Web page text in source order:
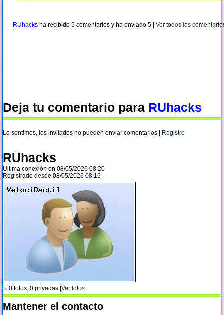
RUhacks ha recibido 5 comentarios y ha enviado 5 Ver todos los
Deja tu comentario para RUhacks
Lo sentimos, los invitados no pueden enviar comentarios | Registro
RUhacks
Ultima conexión en 08/05/2026 08:20
Registrado desde 08/05/2026 08:16
0 fotos, 0 privadas | Ver fotos
Mantener el contacto